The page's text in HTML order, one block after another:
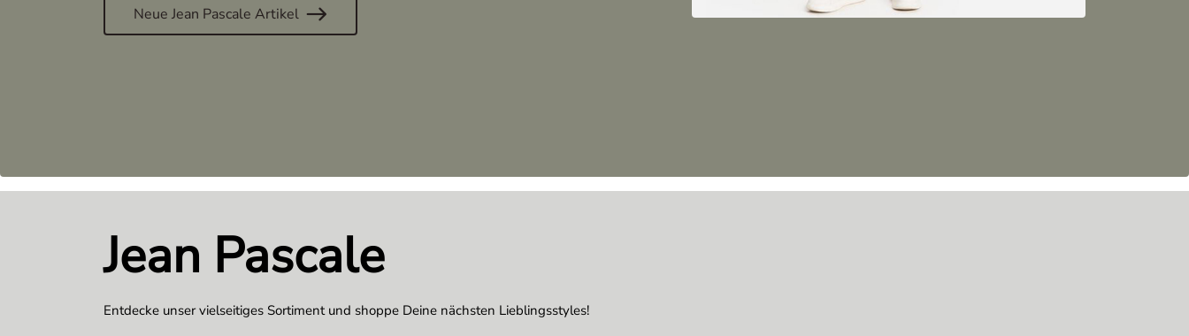
Neue Jean Pascale Artikel
Jean Pascale
Entdecke unser vielseitiges Sortiment und shoppe Deine nächsten Lieblingsstyles!